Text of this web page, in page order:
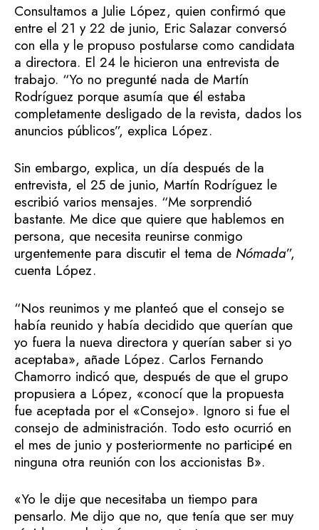
Consultamos a Julie López, quien confirmó que
entre el 21 y 22 de junio, Eric Salazar conversó
con ella y le propuso postularse como candidata
a directora. El 24 le hicieron una entrevista de
trabajo. “Yo no pregunté nada de Martín
Rodríguez porque asumía que él estaba
completamente desligado de la revista, dados los
anuncios públicos”, explica López.
Sin embargo, explica, un día después de la
entrevista, el 25 de junio, Martín Rodríguez le
escribió varios mensajes. “Me sorprendió
bastante. Me dice que quiere que hablemos en
persona, que necesita reunirse conmigo
urgentemente para discutir el tema de Nómada”,
cuenta López.
“Nos reunimos y me planteó que el consejo se
había reunido y había decidido que querían que
yo fuera la nueva directora y querían saber si yo
aceptaba», añade López. Carlos Fernando
Chamorro indicó que, después de que el grupo
propusiera a López, «conocí que la propuesta
fue aceptada por el «Consejo». Ignoro si fue el
consejo de administración. Todo esto ocurrió en
el mes de junio y posteriormente no participé en
ninguna otra reunión con los accionistas B».
«Yo le dije que necesitaba un tiempo para
pensarlo. Me dijo que no, que tenía que ser muy